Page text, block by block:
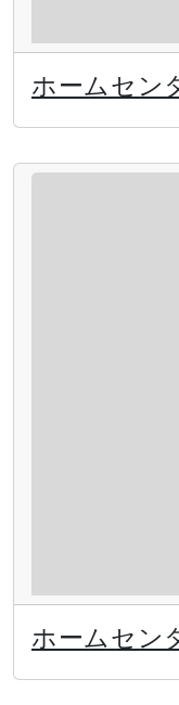
ホームセン
ホームセン